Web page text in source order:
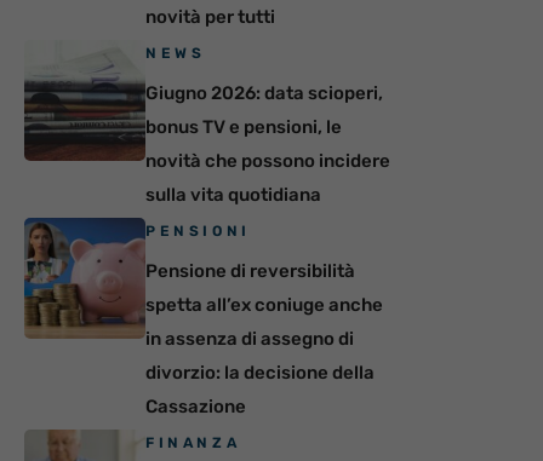
novità per tutti
NEWS
Giugno 2026: data scioperi,
bonus TV e pensioni, le
novità che possono incidere
sulla vita quotidiana
PENSIONI
Pensione di reversibilità
spetta all’ex coniuge anche
in assenza di assegno di
divorzio: la decisione della
Cassazione
FINANZA